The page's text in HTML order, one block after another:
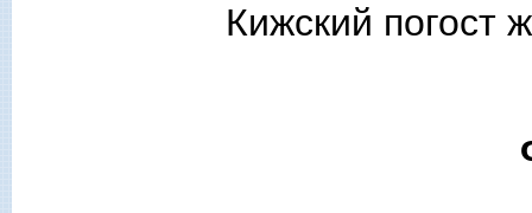
Кижский погост